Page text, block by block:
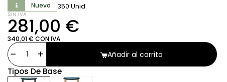
Nuevo 350 Unid.
SIN IVA
281,00 €
340,01 € CON IVA
Añadir al carrito
Tipos De Base